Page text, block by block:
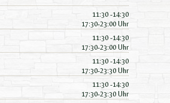
11:30 -14:30
17:30-23:00 Uhr
11:30 -14:30
17:30-23:00 Uhr
11:30 -14:30
17:30-23:30 Uhr
11:30 -14:30
17:30-23:30 Uhr